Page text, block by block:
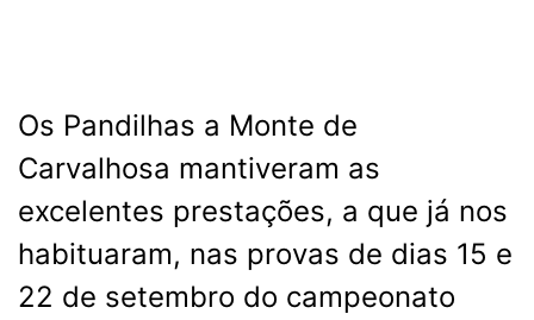
Os Pandilhas a Monte de
Carvalhosa mantiveram as
excelentes prestações, a que já nos
habituaram, nas provas de dias 15 e
22 de setembro do campeonato